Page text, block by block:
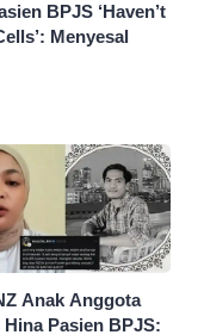
BPJS ‘Haven’t
Menyesal
Anak Anggota
Hina Pasien BPJS: